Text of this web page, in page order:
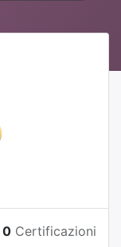
0 Certificazioni